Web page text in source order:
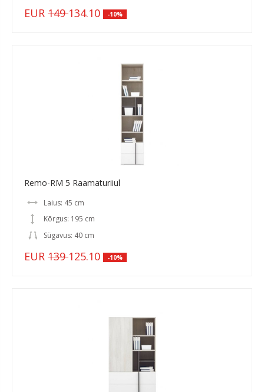
EUR 149134.10 -10%
Remo-RM 5 Raamaturiiul
Laius: 45 cm
Kõrgus: 195 cm
Sügavus: 40 cm
EUR 139125.10 -10%